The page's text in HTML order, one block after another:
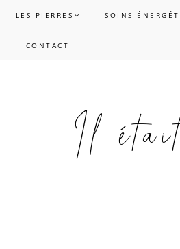
LES PIERRES SOINS
CONTACT
Il